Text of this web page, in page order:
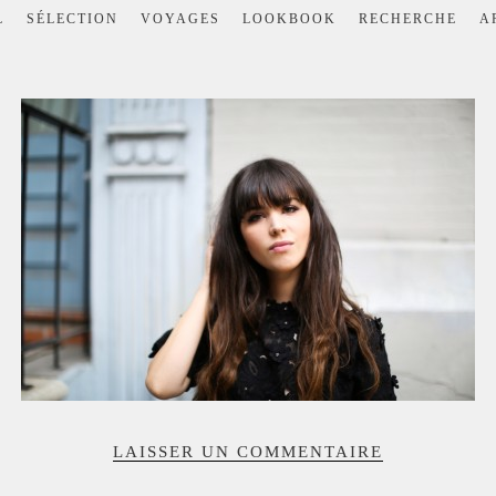
SÉLECTION VOYAGES LOOKBOOK RECHERCHE
LAISSER UN COMMENTAIRE